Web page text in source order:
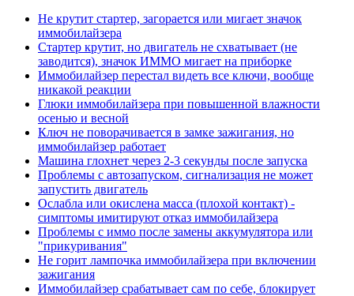
Не крутит стартер, загорается или мигает значок
иммобилайзера
Стартер крутит, но двигатель не схватывает (не
заводится), значок ИММО мигает на приборке
Иммобилайзер перестал видеть все ключи, вообще
никакой реакции
Глюки иммобилайзера при повышенной влажности
осенью и весной
Ключ не поворачивается в замке зажигания, но
иммобилайзер работает
Машина глохнет через 2-3 секунды после запуска
Проблемы с автозапуском, сигнализация не может
запустить двигатель
Ослабла или окислена масса (плохой контакт) -
симптомы имитируют отказ иммобилайзера
Проблемы с иммо после замены аккумулятора или
"прикуривания"
Не горит лампочка иммобилайзера при включении
зажигания
Иммобилайзер срабатывает сам по себе, блокирует